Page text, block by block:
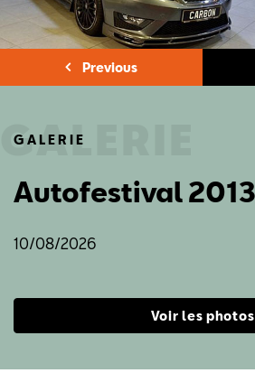
GALERIE
Leon 280 Cupra
10/08/2026
Voir les photos
Previous